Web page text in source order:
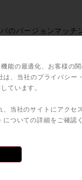
のバージョンマッチ
の対応OSを調べら
はSonomaには未
ダウンロード可能
能の最適化、お客様の
、当社のプライバシー
ています。
、当社のサイトにアクセ
ついての詳細をご確認